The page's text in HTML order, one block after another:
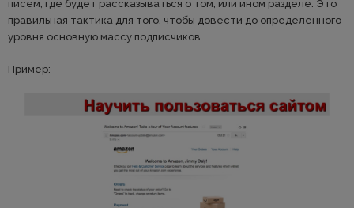
писем, где будет рассказываться о том, или ином разделе. Это
правильная тактика для того, чтобы довести до определенного
уровня основную массу подписчиков.
Пример: